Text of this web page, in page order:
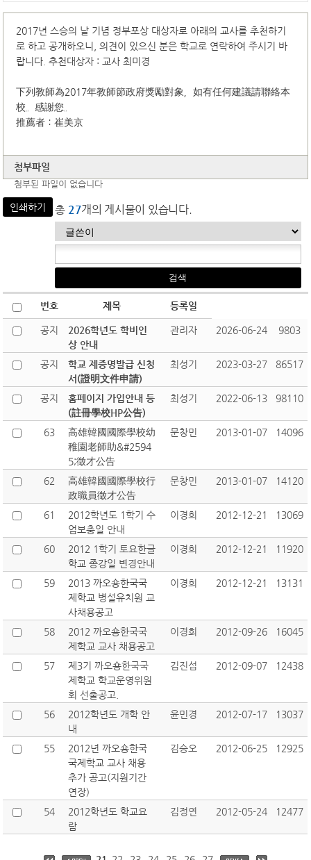
2017년 스승의 날 기념 정부포상 대상자로 아래의 교사를 추천하기
로 하고 공개하오니, 의견이 있으신 분은 학교로 연락하여 주시기 바
랍니다. 추천대상자 : 교사 최미경
下列教師為2017年教師節政府獎勵對象，如有任何建議請聯絡本
校。感謝您。
推薦者：崔美京
첨부파일
첨부된 파일이 없습니다
인쇄하기 총 27개의 게시물이 있습니다.
번호 제목 등록일
공지
2026학년도 학비인
상 안내
관리자 2026-06-24 9803
공지
학교 제증명발급 신청
서(證明文件申請)
최성기 2023-03-27 86517
공지
홈페이지 가입안내 등
(註冊學校HP公告)
최성기 2022-06-13 98110
63
高雄韓國國際學校幼
稚園老師助&#2594
5;徵才公告
문창민 2013-01-07 14096
62
高雄韓國國際學校行
政職員徵才公告
문창민 2013-01-07 14120
61
2012학년도 1학기 수
업보충일 안내
이경희 2012-12-21 13069
60
2012 1학기 토요한글
학교 종강일 변경안내
이경희 2012-12-21 11920
59
2013 까오숑한국국
제학교 병설유치원 교
사채용공고
이경희 2012-12-21 13131
58
2012 까오숑한국국
제학교 교사 채용공고
이경희 2012-09-26 16045
57
제3기 까오숑한국국
제학교 학교운영위원
회 선출공고.
김진섭 2012-09-07 12438
56
2012학년도 개학 안
내
윤민경 2012-07-17 13037
55
2012년 까오숑한국
국제학교 교사 채용
추가 공고(지원기간
연장)
김승오 2012-06-25 12925
54
2012학년도 학교요
람
김정연 2012-05-24 12477